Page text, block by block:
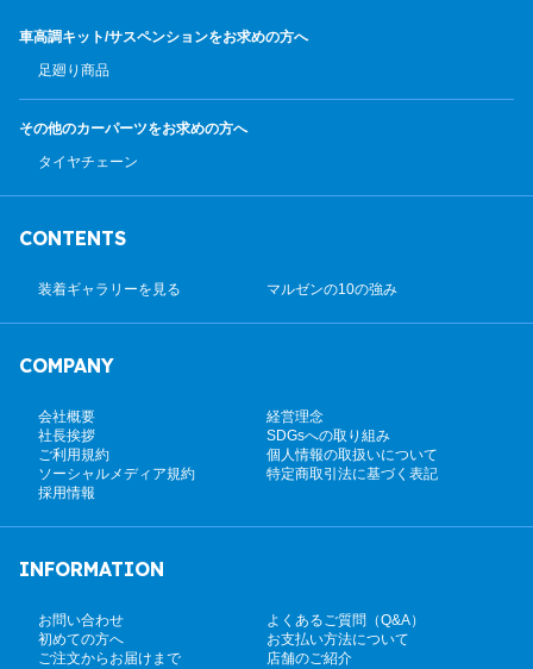
車高調キット/サスペンションをお求めの方へ
足廻り商品
その他のカーパーツをお求めの方へ
タイヤチェーン
CONTENTS
装着ギャラリーを見る マルゼンの10の強み
COMPANY
会社概要
経営理念
社長挨拶
SDGsへの取り組み
ご利用規約
個人情報の取扱いについて
ソーシャルメディア規約
特定商取引法に基づく表記
採用情報
INFORMATION
お問い合わせ
よくあるご質問（Q&A）
初めての方へ
お支払い方法について
ご注文からお届けまで
店舗のご紹介